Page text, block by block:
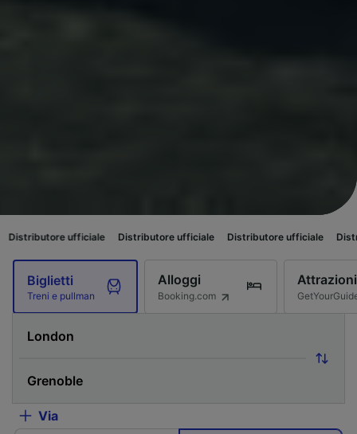
Distributore ufficiale Distributore ufficiale Distributore
Biglietti
Treni e pullman
Alloggi
Booking.com
Attrazioni
Via